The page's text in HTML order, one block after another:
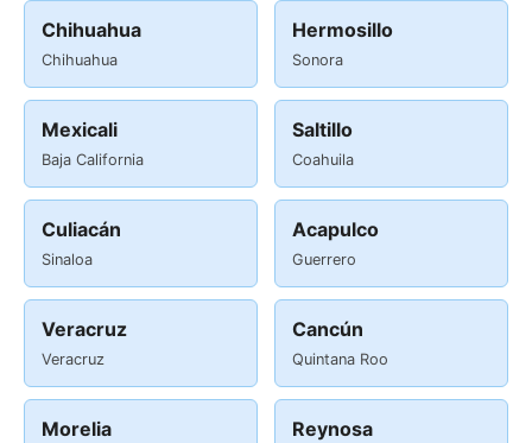
Chihuahua
Chihuahua
Hermosillo
Sonora
Mexicali
Baja California
Saltillo
Coahuila
Culiacán
Sinaloa
Acapulco
Guerrero
Veracruz
Veracruz
Cancún
Quintana Roo
Morelia Reynosa